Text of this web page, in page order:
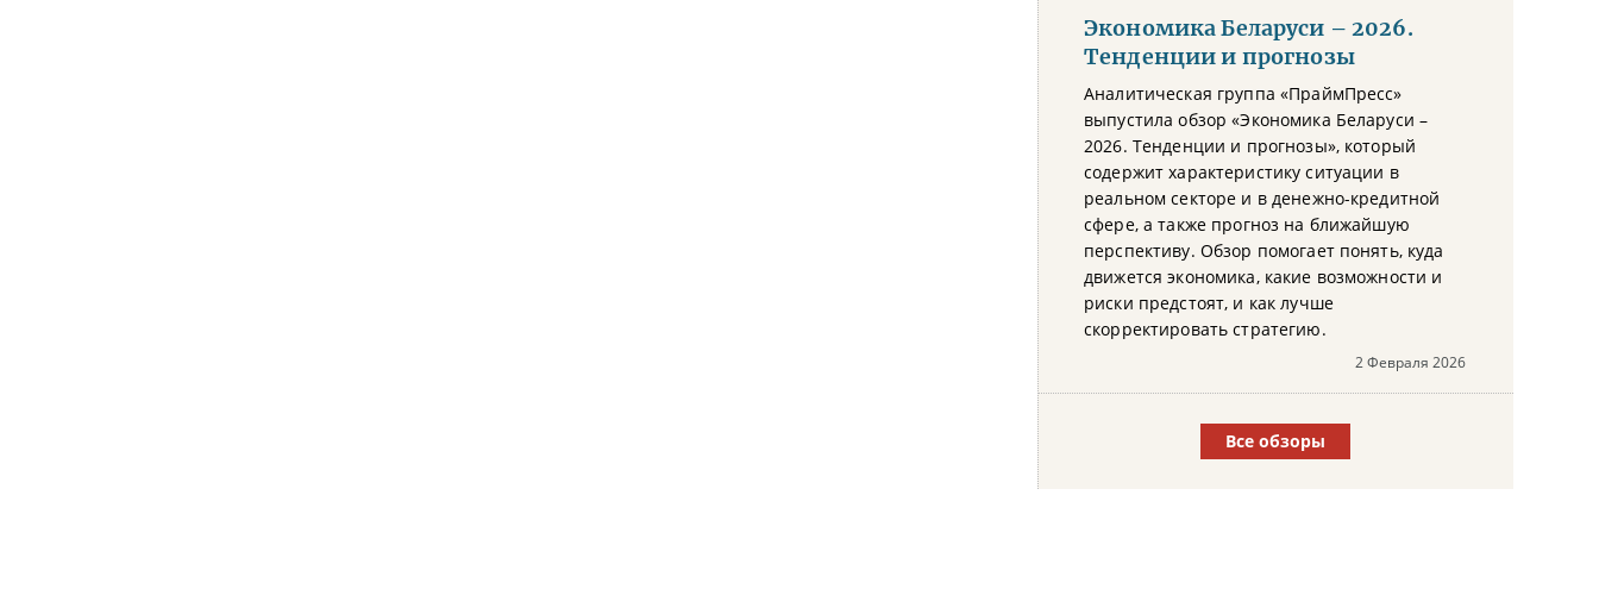
Экономика Беларуси – 2026.
Тенденции и прогнозы
Аналитическая группа «ПраймПресс»
выпустила обзор «Экономика Беларуси –
2026. Тенденции и прогнозы», который
содержит характеристику ситуации в
реальном секторе и в денежно-кредитной
сфере, а также прогноз на ближайшую
перспективу. Обзор помогает понять, куда
движется экономика, какие возможности и
риски предстоят, и как лучше
скорректировать стратегию.
2 Февраля 2026
Все обзоры